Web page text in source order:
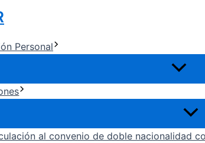
Personal
Alternar
al convenio de doble nacionalidad